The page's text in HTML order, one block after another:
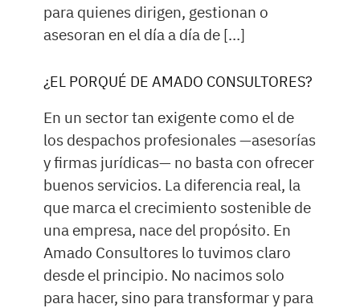
para quienes dirigen, gestionan o
asesoran en el día a día de […]
¿EL PORQUÉ DE AMADO CONSULTORES?
En un sector tan exigente como el de
los despachos profesionales —asesorías
y firmas jurídicas— no basta con ofrecer
buenos servicios. La diferencia real, la
que marca el crecimiento sostenible de
una empresa, nace del propósito. En
Amado Consultores lo tuvimos claro
desde el principio. No nacimos solo
para hacer, sino para transformar y para